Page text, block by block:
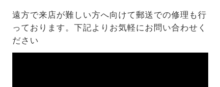
遠方で来店が難しい方へ向けて郵送での修理も行
っております。下記よりお気軽にお問い合わせく
ださい